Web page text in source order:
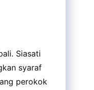
Siasati
syaraf
perokok